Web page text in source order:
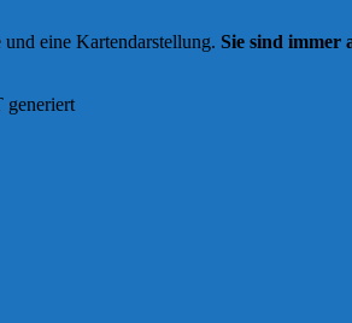
eine Kartendarstellung. Sie sind immer